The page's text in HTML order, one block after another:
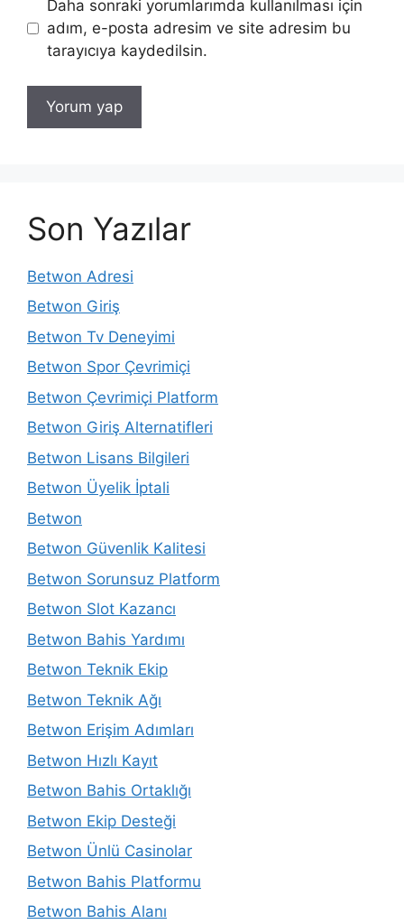
Daha sonraki yorumlarımda kullanılması için
adım, e-posta adresim ve site adresim bu
tarayıcıya kaydedilsin.
Son Yazılar
Betwon Adresi
Betwon Giriş
Betwon Tv Deneyimi
Betwon Spor Çevrimiçi
Betwon Çevrimiçi Platform
Betwon Giriş Alternatifleri
Betwon Lisans Bilgileri
Betwon Üyelik İptali
Betwon
Betwon Güvenlik Kalitesi
Betwon Sorunsuz Platform
Betwon Slot Kazancı
Betwon Bahis Yardımı
Betwon Teknik Ekip
Betwon Teknik Ağı
Betwon Erişim Adımları
Betwon Hızlı Kayıt
Betwon Bahis Ortaklığı
Betwon Ekip Desteği
Betwon Ünlü Casinolar
Betwon Bahis Platformu
Betwon Bahis Alanı